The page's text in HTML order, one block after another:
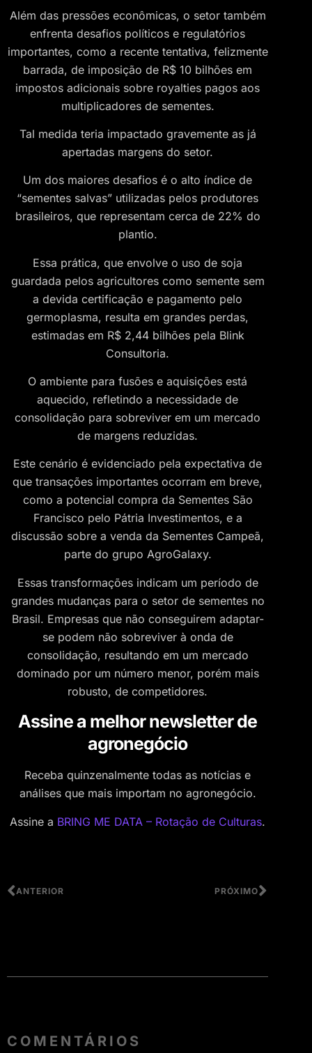
Além das pressões econômicas, o setor também
enfrenta desafios políticos e regulatórios
importantes, como a recente tentativa, felizmente
barrada, de imposição de R$ 10 bilhões em
impostos adicionais sobre royalties pagos aos
multiplicadores de sementes.
Tal medida teria impactado gravemente as já
apertadas margens do setor.
Um dos maiores desafios é o alto índice de
“sementes salvas” utilizadas pelos produtores
brasileiros, que representam cerca de 22% do
plantio.
Essa prática, que envolve o uso de soja
guardada pelos agricultores como semente sem
a devida certificação e pagamento pelo
germoplasma, resulta em grandes perdas,
estimadas em R$ 2,44 bilhões pela Blink
Consultoria.
O ambiente para fusões e aquisições está
aquecido, refletindo a necessidade de
consolidação para sobreviver em um mercado
de margens reduzidas.
Este cenário é evidenciado pela expectativa de
que transações importantes ocorram em breve,
como a potencial compra da Sementes São
Francisco pelo Pátria Investimentos, e a
discussão sobre a venda da Sementes Campeã,
parte do grupo AgroGalaxy.
Essas transformações indicam um período de
grandes mudanças para o setor de sementes no
Brasil. Empresas que não conseguirem adaptar-
se podem não sobreviver à onda de
consolidação, resultando em um mercado
dominado por um número menor, porém mais
robusto, de competidores.
Assine a melhor newsletter de
agronegócio
Receba quinzenalmente todas as notícias e
análises que mais importam no agronegócio.
Assine a BRING ME DATA – Rotação de Culturas.
ANTERIOR PRÓXIMO
COMENTÁRIOS